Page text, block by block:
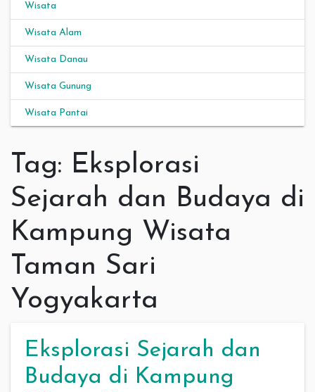
Wisata
Wisata Alam
Wisata Danau
Wisata Gunung
Wisata Pantai
Tag: Eksplorasi
Sejarah dan Budaya di
Kampung Wisata
Taman Sari
Yogyakarta
Eksplorasi Sejarah dan
Budaya di Kampung